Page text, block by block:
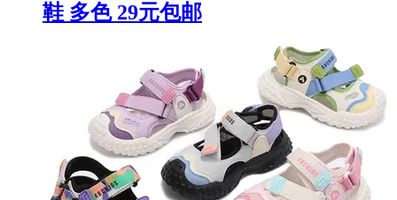
鞋 多色 29元包邮